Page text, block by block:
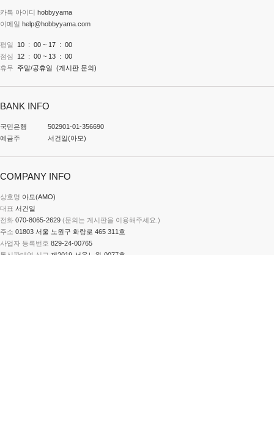
카톡 아이디 hobbyyama
이메일 help@hobbyyama.com
평일
10 : 00 ~ 17 : 00
점심
12 : 00 ~ 13 : 00
휴무 주말/공휴일 (게시판 문의)
BANK INFO
국민은행
502901-01-356690
예금주
서건일(아모)
COMPANY INFO
상호명 아모(AMO)
대표 서건일
전화 070-8065-2629 (문의는 게시판을 이용해주세요.)
주소 01803 서울 노원구 화랑로 465 311호
사업자 등록번호 829-24-00765
통신판매업 신고 제2019-서울노원-0077호